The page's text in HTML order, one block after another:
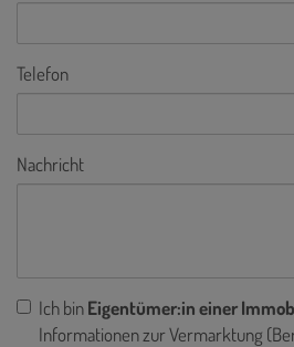
Telefon
Nachricht
Ich binEigentümer:in einer
Informationen zur Vermarktung